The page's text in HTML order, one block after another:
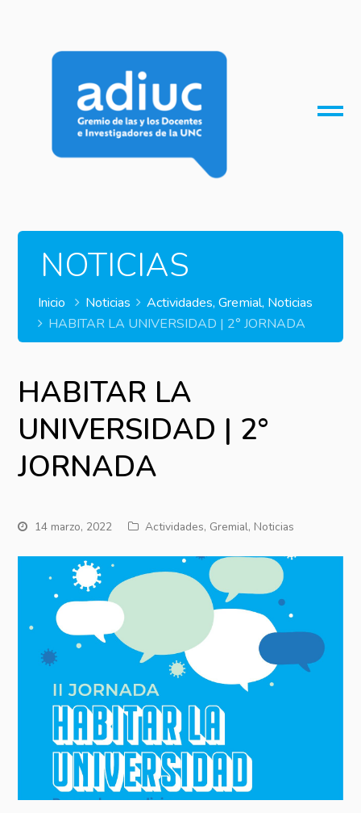
NOTICIAS
Inicio Noticias Actividades,Gremial, Noticias
HABITAR LA UNIVERSIDAD | 2° JORNADA
HABITAR LA
UNIVERSIDAD | 2°
JORNADA
14 marzo, 2022 Actividades, Gremial, Noticias